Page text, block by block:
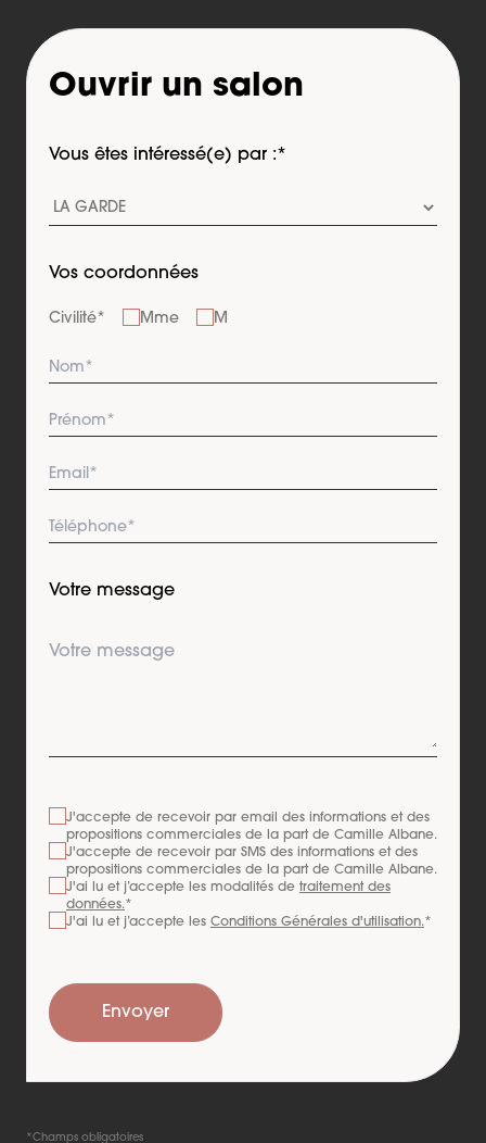
Ouvrir un salon
Vous êtes intéressé(e) par :*
Vos coordonnées
Civilité* Mme M
Votre message
J'accepte de recevoir par email des informations et des
propositions commerciales de la part de Camille Albane.
J'accepte de recevoir par SMS des informations et des
propositions commerciales de la part de Camille Albane.
J'ai lu et j’accepte les modalités de traitement des
données.*
J'ai lu et j’accepte les Conditions Générales d'utilisation.*
Envoyer
*Champs obligatoires